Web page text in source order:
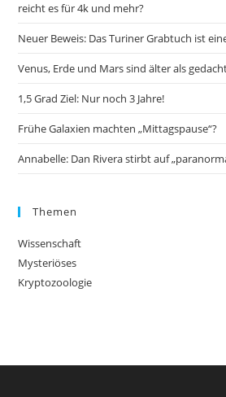
reicht es für 4k und mehr?
Neuer Beweis: Das Turiner Grabtuch ist
Venus, Erde und Mars sind älter als
1,5 Grad Ziel: Nur noch 3 Jahre!
Frühe Galaxien machten „Mittagspause“?
Annabelle: Dan Rivera stirbt auf
Themen
Wissenschaft
Mysteriöses
Kryptozoologie